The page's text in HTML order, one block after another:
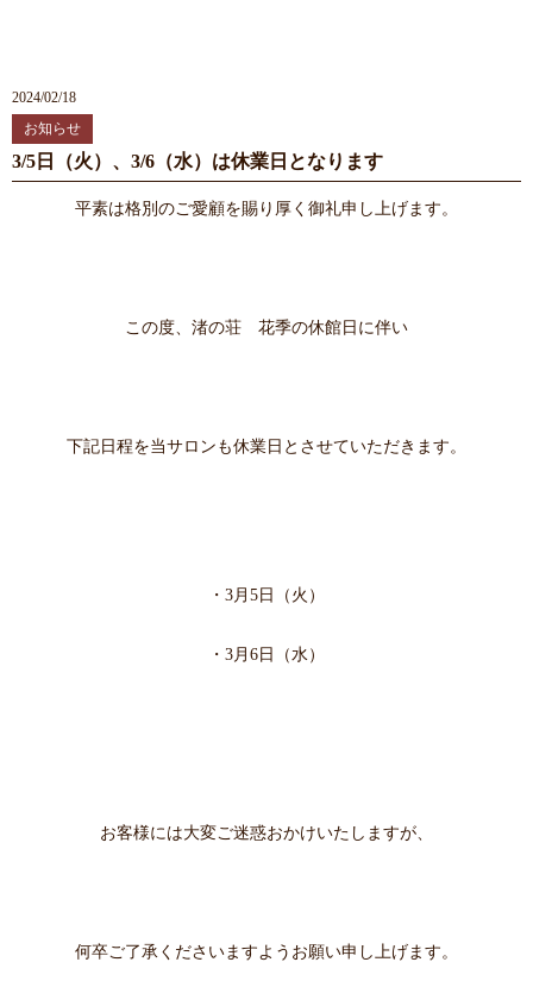
2024/02/18
お知らせ
3/5日（火）、3/6（水）は休業日となります
平素は格別のご愛顧を賜り厚く御礼申し上げます。
この度、渚の荘 花季の休館日に伴い
下記日程を当サロンも休業日とさせていただきます。
・3月5 日（火）
・3月6日（水）
お客様には大変ご迷惑おかけいたしますが、
何卒ご了承くださいますようお願い申し上げます。